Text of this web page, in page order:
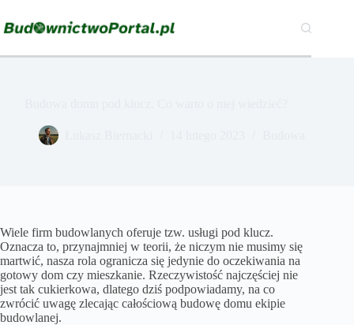
do
treści
Wiele firm budowlanych oferuje tzw. usługi pod klucz.
Oznacza to, przynajmniej w teorii, że niczym nie musimy się
martwić, nasza rola ogranicza się jedynie do oczekiwania na
gotowy dom czy mieszkanie. Rzeczywistość najczęściej nie
jest tak cukierkowa, dlatego dziś podpowiadamy, na co
zwrócić uwagę zlecając całościową budowę domu ekipie
budowlanej.